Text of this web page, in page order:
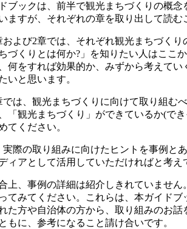
ブックは、前半で観光まちづくりの概
ますが、それぞれの章を取り出して読む
および2章では、それぞれ観光まちづく
ちづくりとは何か?」を知りたい人はこ
何をすれば効果的か、みずから考えて
いと思います。
では、観光まちづくりに向けて取り組む
「観光まちづくり」ができているか(で
てください。
実際の取り組みに向けたヒントを事例と
ィアとして活用していただければと考え
上、事例の詳細は紹介しきれていませ
てみてください。これらは、本ガイド
た方や自治体の方から、取り組みのお
もに、参考になること請け合いです。